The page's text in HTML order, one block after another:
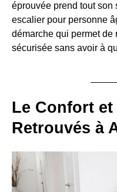
éprouvée prend tout
escalier pour personne
démarche qui permet de
sécurisée sans avoir à
Le Confort
Retrouvés à